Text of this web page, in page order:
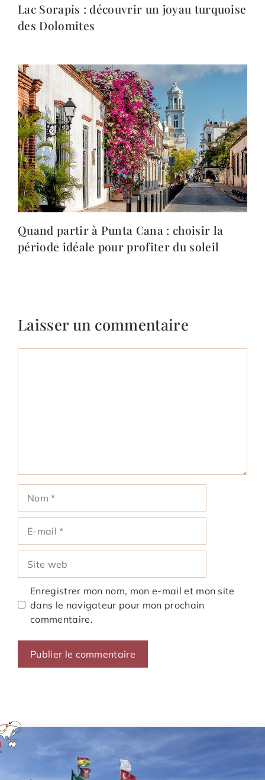
Lac Sorapis : découvrir un joyau turquoise
des Dolomites
Quand partir à Punta Cana : choisir la
période idéale pour profiter du soleil
Laisser un commentaire
mail
web
Enregistrer mon nom, mon e-mail et mon site
dans le navigateur pour mon prochain
commentaire.